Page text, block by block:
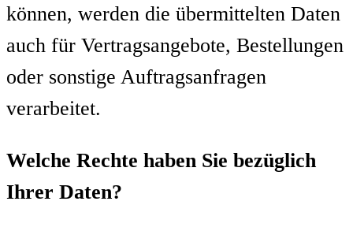
können, werden die übermittelten Daten
auch für Vertragsangebote, Bestellungen
oder sonstige Auftragsanfragen
verarbeitet.
Welche Rechte haben Sie bezüglich
Ihrer Daten?